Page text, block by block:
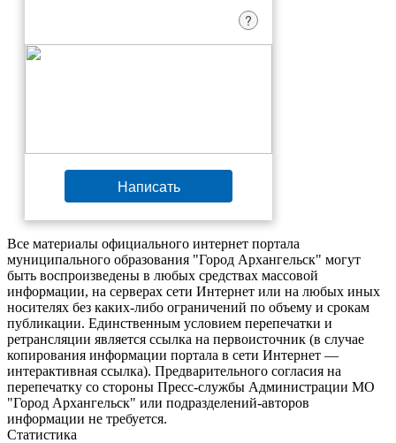
?
Написать
Все материалы официального интернет портала
муниципального образования "Город Архангельск" могут
быть воспроизведены в любых средствах массовой
информации, на серверах сети Интернет или на любых иных
носителях без каких-либо ограничений по объему и срокам
публикации. Единственным условием перепечатки и
ретрансляции является ссылка на первоисточник (в случае
копирования информации портала в сети Интернет —
интерактивная ссылка). Предварительного согласия на
перепечатку со стороны Пресс-службы Администрации МО
"Город Архангельск" или подразделений-авторов
информации не требуется.
Статистика